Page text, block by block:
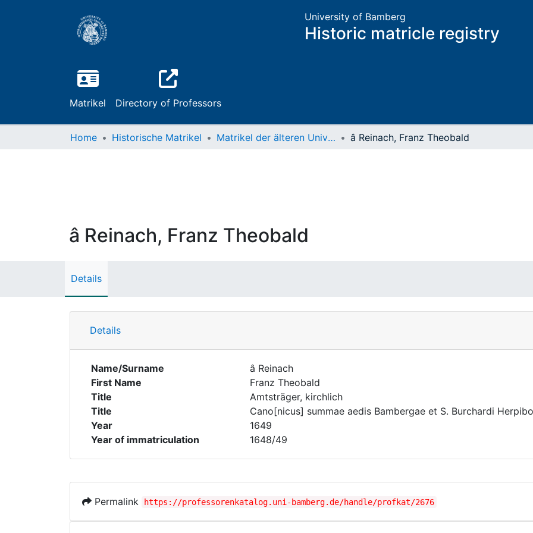
University of Bamberg
Historic matricle registry
Matrikel Directory of Professors
Home Historische Matrikel Matrikel der älteren Universität â Reinach, Franz Theobald
â Reinach, Franz Theobald
Details
Details
Name/Surname
â Reinach
First Name
Franz Theobald
Title
Amtsträger, kirchlich
Title
Cano[nicus] summae aedis Bambergae et S. Burchardi
Year
1649
Year of immatriculation
1648/49
Permalink https://professorenkatalog.uni-bamberg.de/handle/profkat/2676